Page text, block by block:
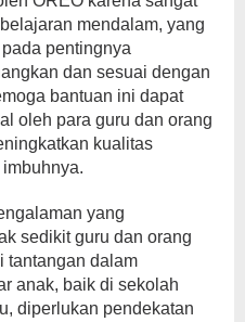
mendalam, yang
pentingnya
dan sesuai dengan
bantuan ini dapat
oleh para guru dan orang
kualitas
yang
sedikit guru dan orang
tantangan dalam
anak, baik di sekolah
diperlukan pendekatan